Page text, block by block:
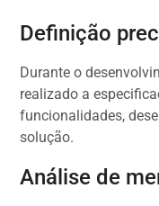
Definição
Durante o
realizado a
funcionalidades,
solução.
Análise de